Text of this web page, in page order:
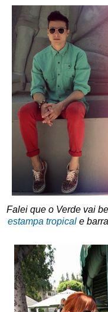
Falei que o Verde vai
estampa tropicale